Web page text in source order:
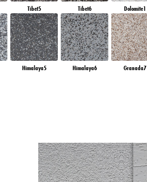
Tibet5 Tibet6 Dolomite1
Himalaya5 Himalaya6 Granada7